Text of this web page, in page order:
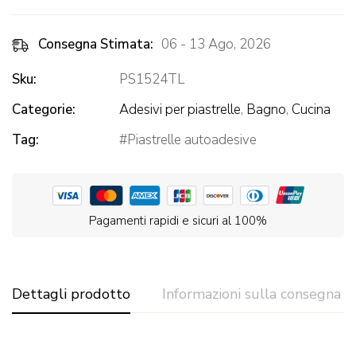
Consegna Stimata: 06 - 13 Ago, 2026
Sku:
PS1524TL
Categorie:
Adesivi per piastrelle, Bagno, Cucina
Tag:
Piastrelle autoadesive
Pagamenti rapidi e sicuri al 100%
Dettagli prodotto Informazioni sulla consegna